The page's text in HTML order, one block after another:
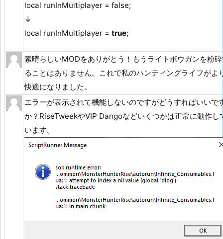
local runInMultiplayer = false;
↓
local runInMultiplayer = true;
素晴らしいMODをありがとう！もうライトボウガンを粉
ることはありません。これで私のハンティングライフがよ
快適になりました。
エラーが表示されて機能しないのですがどうすればいいで
か？RiseTweekやVIP Dangoなどいくつかは正常に動作し
います。